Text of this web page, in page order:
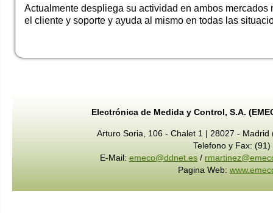
Actualmente despliega su actividad en ambos
el cliente y soporte y ayuda al mismo en todas las
Electrónica de Medida y Control, S.A.
Arturo Soria, 106 - Chalet 1 | 28027 - Madrid
Telefono y Fax:
E-Mail: emeco@ddnet.es /
Pagina Web: